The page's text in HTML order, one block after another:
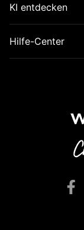
KI entdecken
Hilfe-Center